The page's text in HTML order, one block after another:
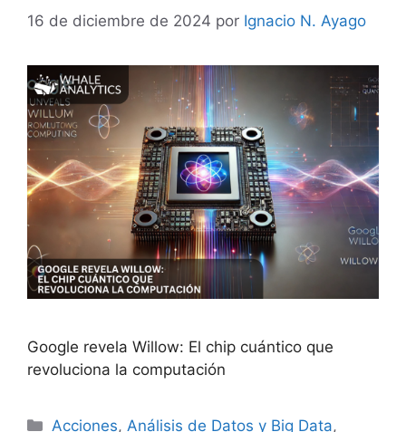
16 de diciembre de 2024 por Ignacio N. Ayago
Google revela Willow: El chip cuántico que
revoluciona la computación
Categorías
Acciones, Análisis de Datos y Big Data,